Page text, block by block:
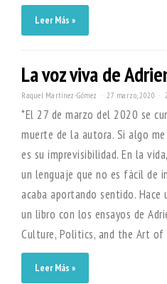
Leer Más »
La voz viva de
Raquel Martínez-Gómez 27 marzo, 2020
*El 27 de marzo del 2020 se
muerte de la autora. Si algo
es su imprevisibilidad. En la
un lenguaje que no es fácil de
acaba aportando sentido. Hace
un libro con los ensayos de
Culture, Politics, and the Art
Leer Más »